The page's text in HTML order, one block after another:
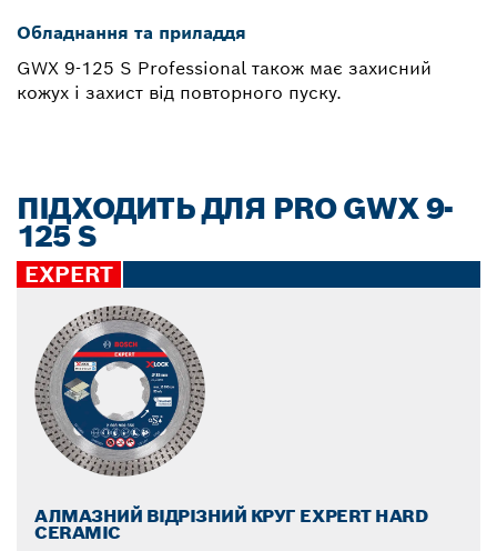
Обладнання та приладдя
GWX 9-125 S Professional також має захисний
кожух і захист від повторного пуску.
ПІДХОДИТЬ ДЛЯ PRO GWX 9-
125 S
EXPERT
АЛМАЗНИЙ ВІДРІЗНИЙ КРУГ EXPERT HARD
CERAMIC